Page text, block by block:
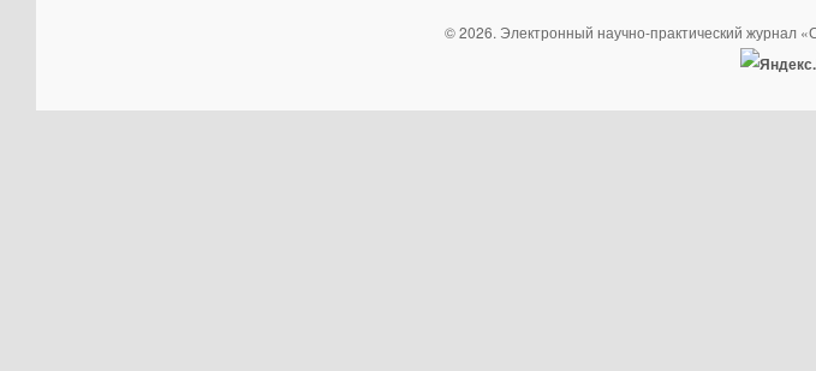
© 2026. Электронный научно-практический журнал